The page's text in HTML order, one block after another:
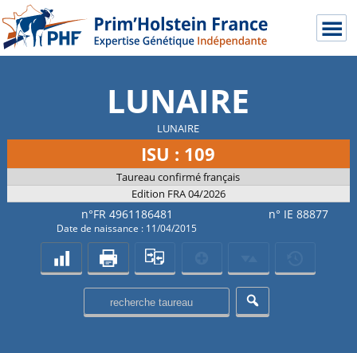
LUNAIRE
LUNAIRE
ISU : 109
Taureau confirmé français
Edition FRA 04/2026
n°FR 4961186481 n° IE 88877
Date de naissance : 11/04/2015